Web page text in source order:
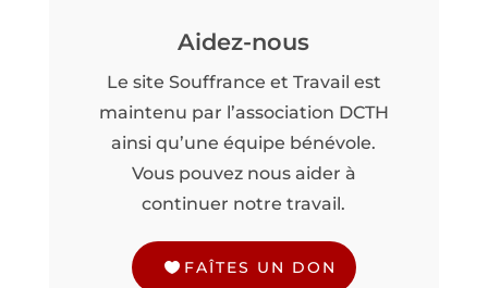
Aidez-nous
Le site Souffrance et Travail est
maintenu par l’association DCTH
ainsi qu’une équipe bénévole.
Vous pouvez nous aider à
continuer notre travail.
FAÎTES UN DON